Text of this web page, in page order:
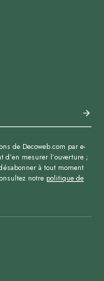
de Decoweb.com par e-
mesurer l’ouverture ;
à tout moment
notre politique de